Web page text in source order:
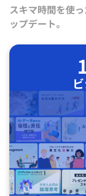
スキマ時間を使
ップデート。